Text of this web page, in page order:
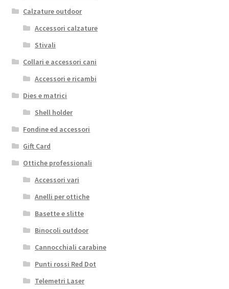
Calzature outdoor
Accessori calzature
Stivali
Collari e accessori cani
Accessori e ricambi
Dies e matrici
Shell holder
Fondine ed accessori
Gift Card
Ottiche professionali
Accessori vari
Anelli per ottiche
Basette e slitte
Binocoli outdoor
Cannocchiali carabine
Punti rossi Red Dot
Telemetri Laser